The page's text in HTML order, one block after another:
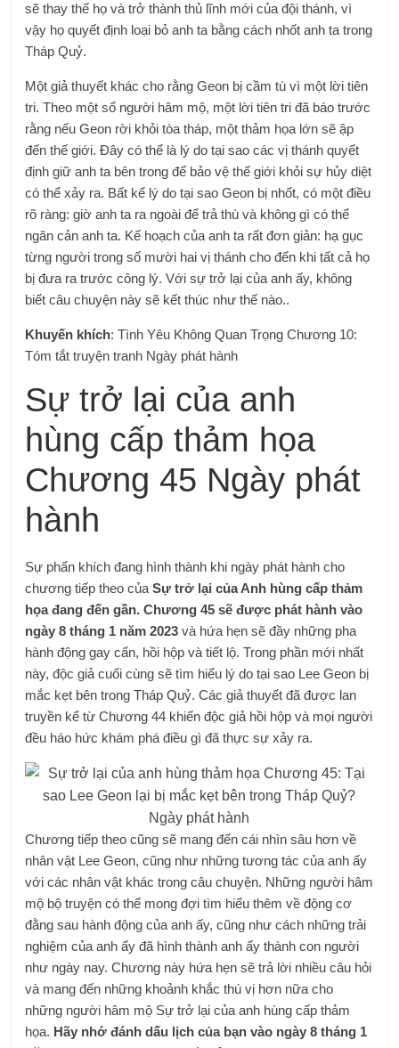
sẽ thay thế họ và trở thành thủ lĩnh mới của đội thánh, vì
vậy họ quyết định loại bỏ anh ta bằng cách nhốt anh ta trong
Tháp Quỷ.
Một giả thuyết khác cho rằng Geon bị cầm tù vì một lời tiên
tri. Theo một số người hâm mộ, một lời tiên tri đã báo trước
rằng nếu Geon rời khỏi tòa tháp, một thảm họa lớn sẽ ập
đến thế giới. Đây có thể là lý do tại sao các vị thánh quyết
định giữ anh ta bên trong để bảo vệ thế giới khỏi sự hủy diệt
có thể xảy ra. Bất kể lý do tại sao Geon bị nhốt, có một điều
rõ ràng: giờ anh ta ra ngoài để trả thù và không gì có thể
ngăn cản anh ta. Kế hoạch của anh ta rất đơn giản: hạ gục
từng người trong số mười hai vị thánh cho đến khi tất cả họ
bị đưa ra trước công lý. Với sự trở lại của anh ấy, không
biết câu chuyện này sẽ kết thúc như thế nào..
Khuyến khích: Tình Yêu Không Quan Trọng Chương 10:
Tóm tắt truyện tranh Ngày phát hành
Sự trở lại của anh
hùng cấp thảm họa
Chương 45 Ngày phát
hành
Sự phấn khích đang hình thành khi ngày phát hành cho
chương tiếp theo củaSự trở lại của Anh hùng cấp thảm
họa đang đến gần. Chương 45 sẽ được phát hành vào
ngày 8 tháng 1 năm 2023và hứa hẹn sẽ đầy những pha
hành động gay cấn, hồi hộp và tiết lộ. Trong phần mới nhất
này, độc giả cuối cùng sẽ tìm hiểu lý do tại sao Lee Geon bị
mắc kẹt bên trong Tháp Quỷ. Các giả thuyết đã được lan
truyền kể từ Chương 44 khiến độc giả hồi hộp và mọi người
đều háo hức khám phá điều gì đã thực sự xảy ra.
Chương tiếp theo cũng sẽ mang đến cái nhìn sâu hơn về
nhân vật Lee Geon, cũng như những tương tác của anh ấy
với các nhân vật khác trong câu chuyện. Những người hâm
mộ bộ truyện có thể mong đợi tìm hiểu thêm về động cơ
đằng sau hành động của anh ấy, cũng như cách những trải
nghiệm của anh ấy đã hình thành anh ấy thành con người
như ngày nay. Chương này hứa hẹn sẽ trả lời nhiều câu hỏi
và mang đến những khoảnh khắc thú vị hơn nữa cho
những người hâm mộ Sự trở lại của anh hùng cấp thảm
họa. Hãy nhớ đánh dấu lịch của bạn vào ngày 8 tháng 1